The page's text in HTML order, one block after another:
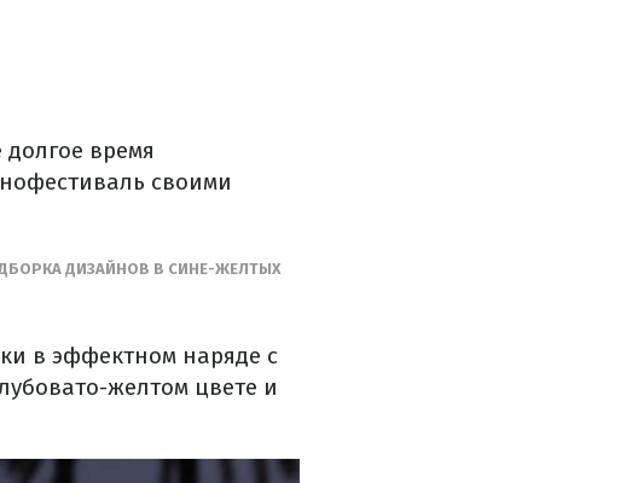
время
своими
ДИЗАЙНОВ В СИНЕ-ЖЕЛТЫХ
в эффектном наряде с
желтом цвете и